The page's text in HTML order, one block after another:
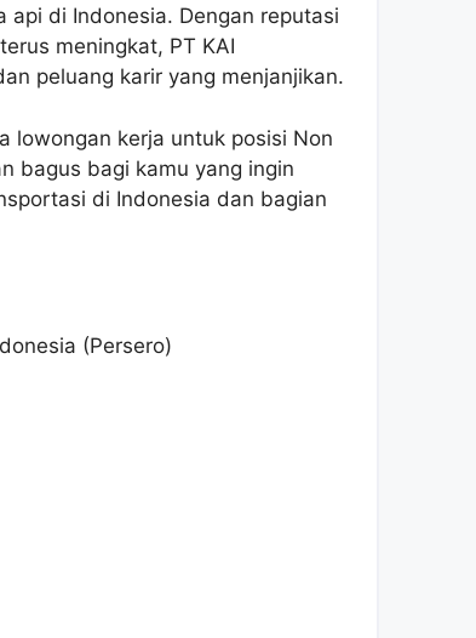
di Indonesia. Dengan reputasi
meningkat, PT KAI
peluang karir yang menjanjikan.
lowongan kerja untuk posisi Non
bagus bagi kamu yang ingin
di Indonesia dan bagian
(Persero)